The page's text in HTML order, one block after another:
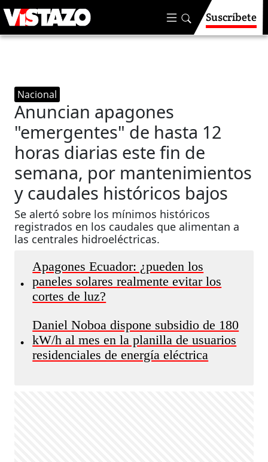
Suscríbete
Nacional
Anuncian apagones
"emergentes" de hasta 12
horas diarias este fin de
semana, por mantenimientos
y caudales históricos bajos
Se alertó sobre los mínimos históricos
registrados en los caudales que alimentan a
las centrales hidroeléctricas.
•
Apagones Ecuador: ¿pueden los
paneles solares realmente evitar los
cortes de luz?
•
Daniel Noboa dispone subsidio de 180
kW/h al mes en la planilla de usuarios
residenciales de energía eléctrica